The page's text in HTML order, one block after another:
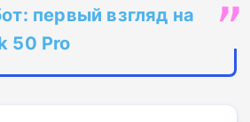
первый взгляд на
50 Pro